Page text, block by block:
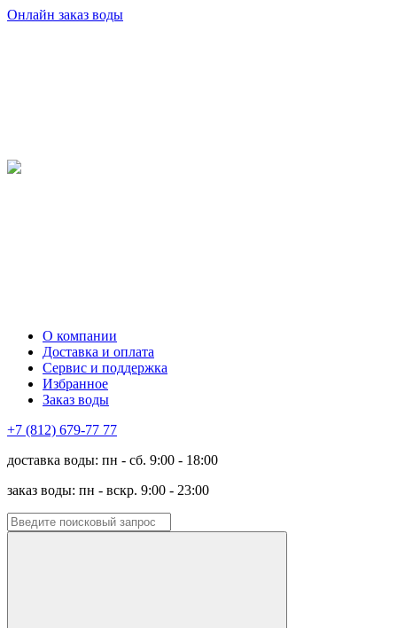
Онлайн заказ воды
О компании
Доставка и оплата
Сервис и поддержка
Избранное
Заказ воды
+7 (812) 679-77 77
доставка воды: пн - сб. 9:00 - 18:00
заказ воды: пн - вскр. 9:00 - 23:00